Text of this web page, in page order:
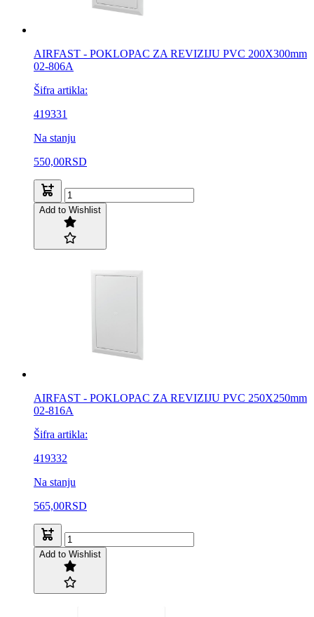
AIRFAST - POKLOPAC ZA REVIZIJU PVC 200X300mm
02-806A
Šifra artikla:
419331
Na stanju
550,00RSD
Add to Wishlist
AIRFAST - POKLOPAC ZA REVIZIJU PVC 250X250mm
02-816A
Šifra artikla:
419332
Na stanju
565,00RSD
Add to Wishlist